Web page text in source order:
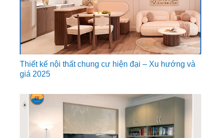
Thiết kế nội thất chung cư hiện đại – Xu hướng và
giá 2025